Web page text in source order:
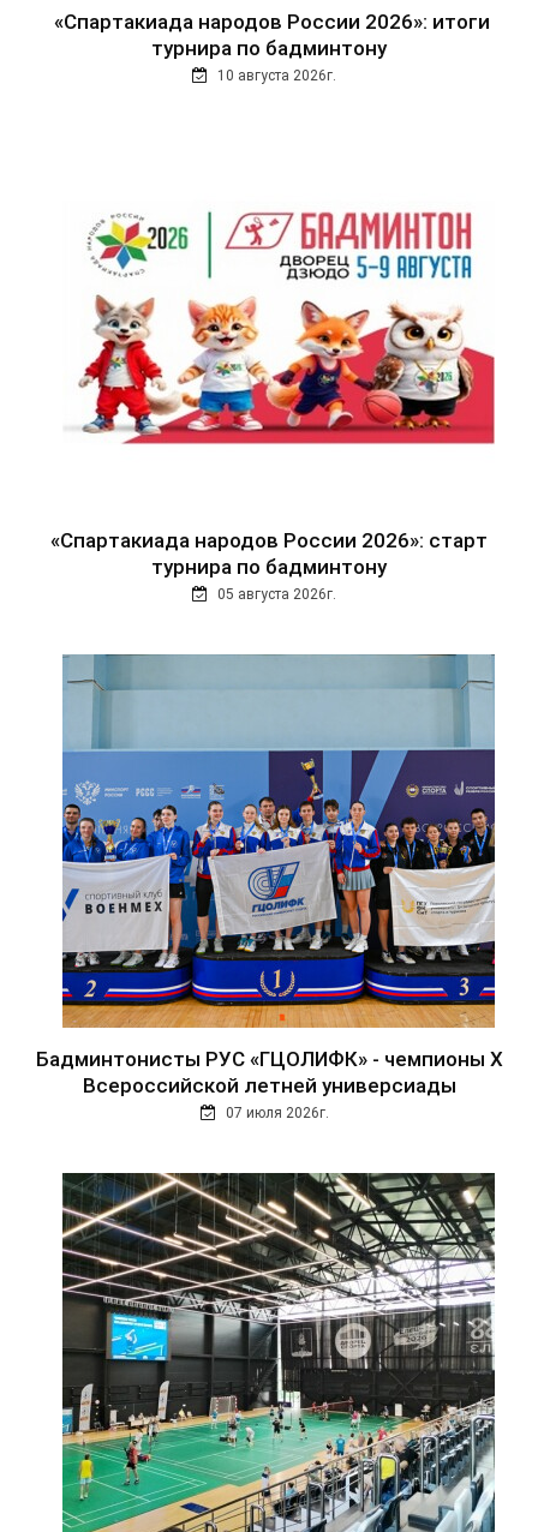
«Спартакиада народов России 2026»: итоги
турнира по бадминтону
10 августа 2026г.
«Спартакиада народов России 2026»: старт
турнира по бадминтону
05 августа 2026г.
Бадминтонисты РУС «ГЦОЛИФК» - чемпионы Х
Всероссийской летней универсиады
07 июля 2026г.